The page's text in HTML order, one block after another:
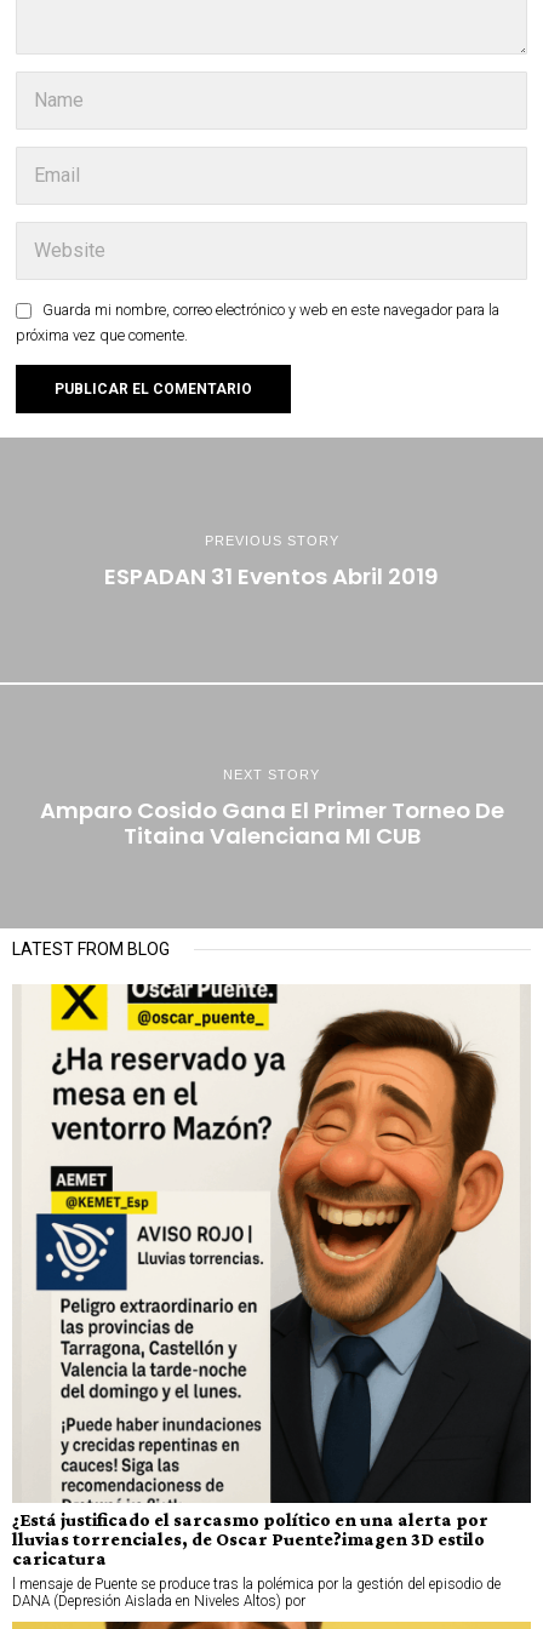
Guarda mi nombre, correo electrónico y web en este navegador para la
próxima vez que comente.
PREVIOUS STORY
ESPADAN 31 Eventos Abril 2019
NEXT STORY
Amparo Cosido Gana El Primer Torneo De
Titaina Valenciana MI CUB
LATEST FROM BLOG
¿Está justificado el sarcasmo político en una alerta por
lluvias torrenciales, de Oscar Puente?imagen 3D estilo
caricatura
l mensaje de Puente se produce tras la polémica por la gestión del episodio de
DANA (Depresión Aislada en Niveles Altos) por